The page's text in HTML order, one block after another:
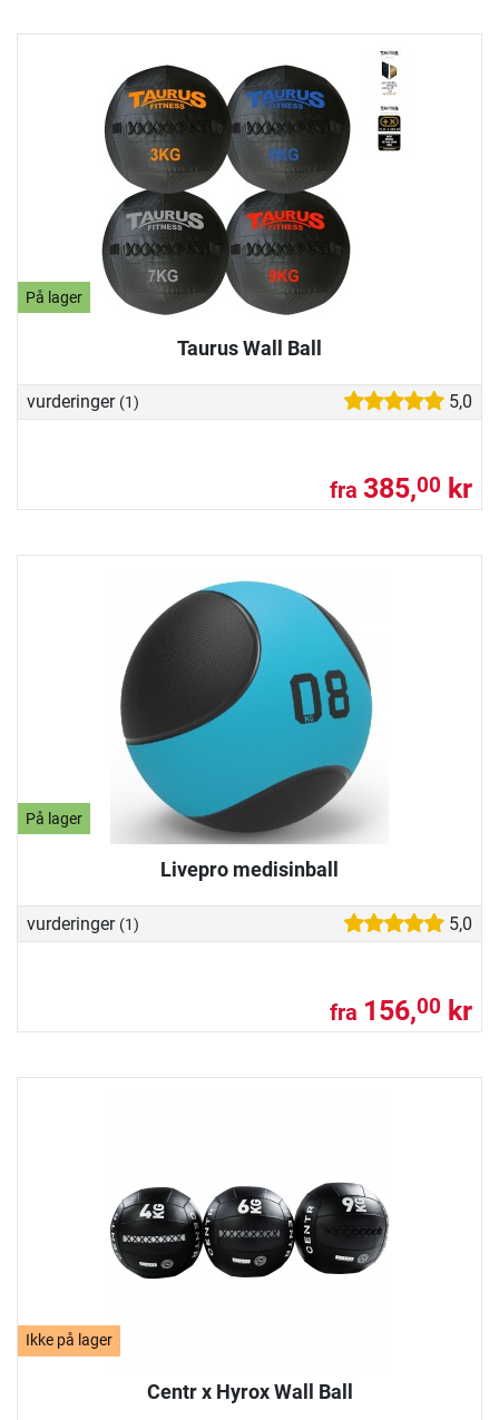
På lager
Taurus Wall Ball
vurderinger (1) 5,0
fra 385,00 kr
På lager
Livepro medisinball
vurderinger (1) 5,0
fra 156,00 kr
Ikke på lager
Centr x Hyrox Wall Ball